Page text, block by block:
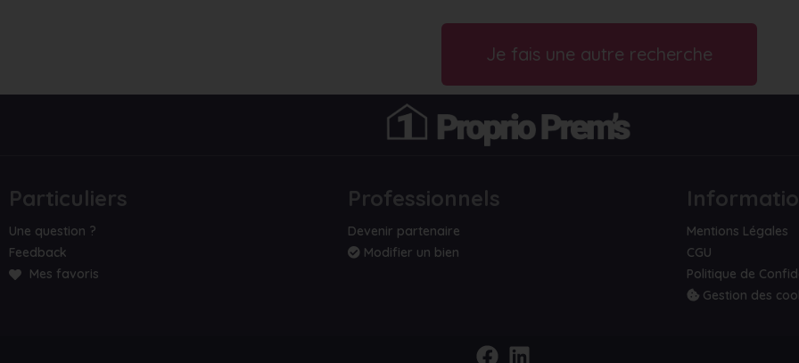
Je fais une autre recherche
Particuliers
Une question ?
Feedback
Mes favoris
Professionnels
Devenir partenaire
Modifier un bien
Mentions Légales
CGU
Politique de
Gestion des